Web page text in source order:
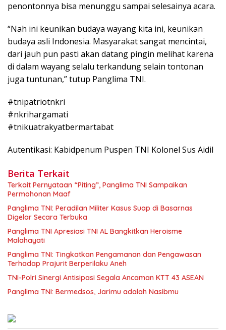
penontonnya bisa menunggu sampai selesainya acara.
“Nah ini keunikan budaya wayang kita ini, keunikan
budaya asli Indonesia. Masyarakat sangat mencintai,
dari jauh pun pasti akan datang pingin melihat karena
di dalam wayang selalu terkandung selain tontonan
juga tuntunan,” tutup Panglima TNI.
#tnipatriotnkri
#nkrihargamati
#tnikuatrakyatbermartabat
Autentikasi: Kabidpenum Puspen TNI Kolonel Sus Aidil
Berita Terkait
Terkait Pernyataan “Piting”, Panglima TNI Sampaikan
Permohonan Maaf
Panglima TNI: Peradilan Militer Kasus Suap di Basarnas
Digelar Secara Terbuka
Panglima TNI Apresiasi TNI AL Bangkitkan Heroisme
Malahayati
Panglima TNI: Tingkatkan Pengamanan dan Pengawasan
Terhadap Prajurit Berperilaku Aneh
TNI-Polri Sinergi Antisipasi Segala Ancaman KTT 43 ASEAN
Panglima TNI: Bermedsos, Jarimu adalah Nasibmu